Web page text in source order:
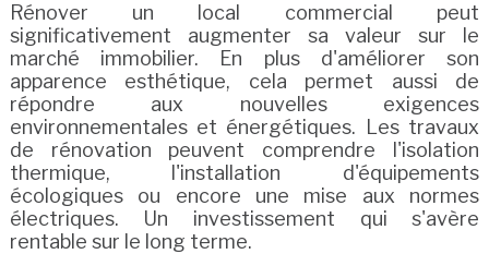
Rénover un local commercial peut
significativement augmenter sa valeur sur le
marché immobilier. En plus d'améliorer son
apparence esthétique, cela permet aussi de
répondre aux nouvelles exigences
environnementales et énergétiques. Les travaux
de rénovation peuvent comprendre l'isolation
thermique, l'installation d'équipements
écologiques ou encore une mise aux normes
électriques. Un investissement qui s'avère
rentable sur le long terme.